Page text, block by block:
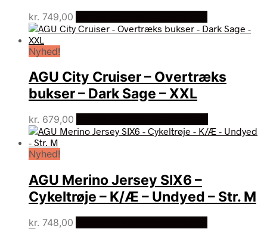
kr. 749,00
Nyhed!
AGU City Cruiser – Overtræks
bukser – Dark Sage – XXL
kr. 679,00
Nyhed!
AGU Merino Jersey SIX6 –
Cykeltrøje – K/Æ – Undyed – Str. M
kr. 748,00